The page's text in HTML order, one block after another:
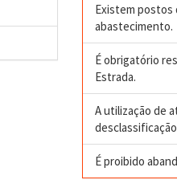
Existem postos
abastecimento.
É obrigatório
Estrada.
A utilização de
É proibido